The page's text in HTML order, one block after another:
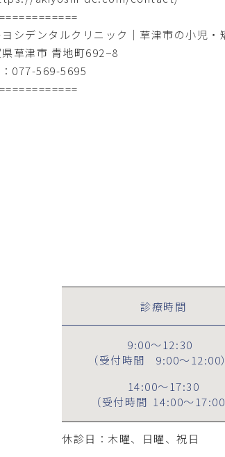
ヨシデンタルクリニック｜草津市の小児・
草津市 青地町692−8
077-569-5695
診療時間
9:00～12:30
（受付時間
9:00～12:00）
14:00～17:30
（受付時間 14:00～17:00
休診日：木曜、日曜、祝日